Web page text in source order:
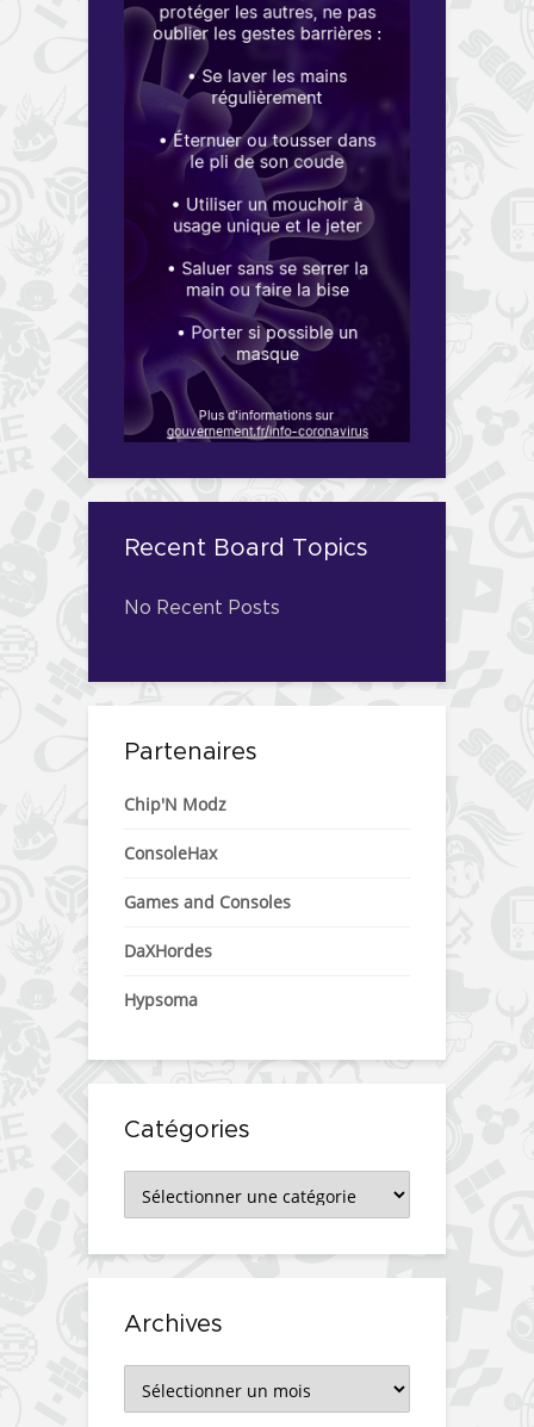
Recent Board Topics
No Recent Posts
Partenaires
Chip'N Modz
ConsoleHax
Games and Consoles
DaXHordes
Hypsoma
Catégories
Archives